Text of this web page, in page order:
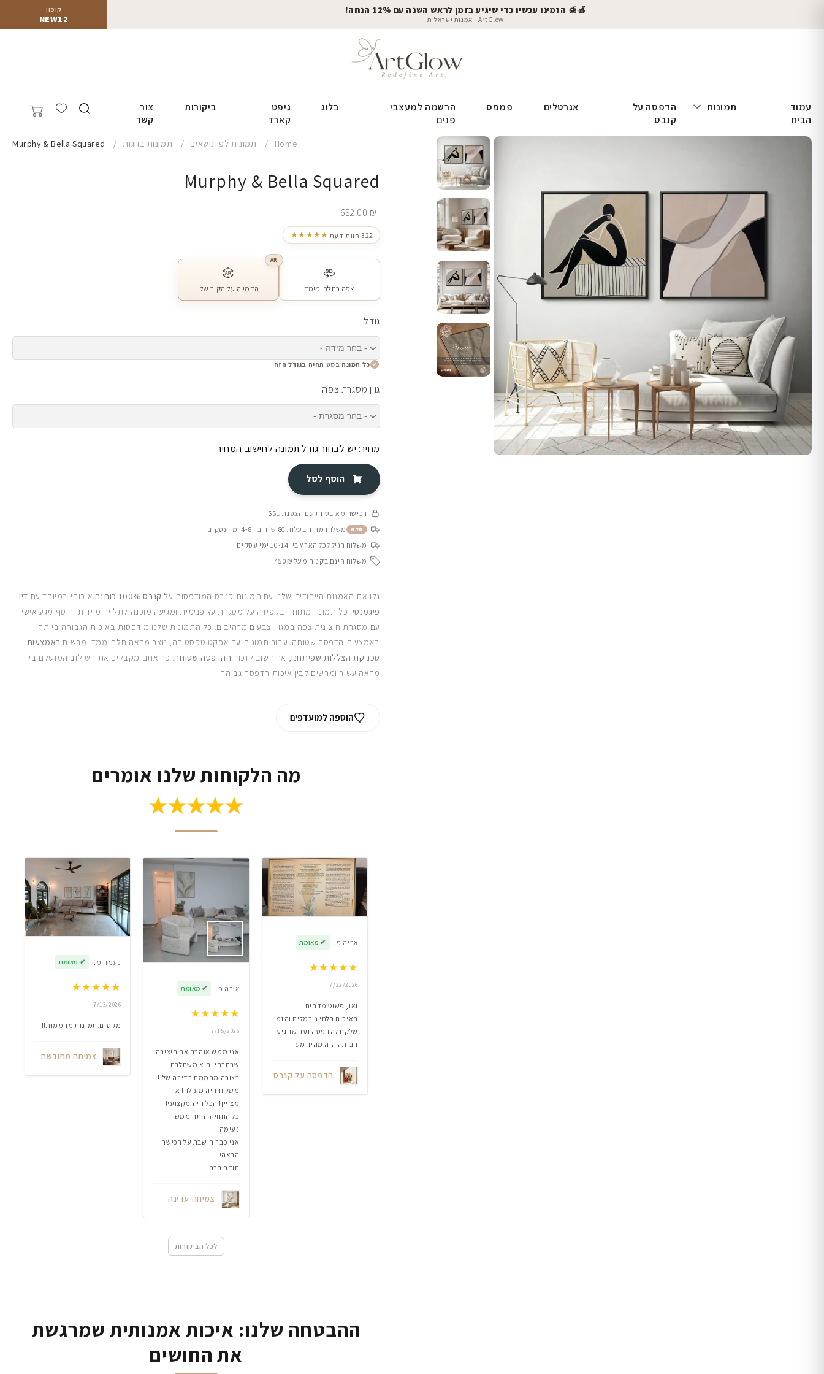
קופון
NEW12
🍎🍯 הזמינו עכשיו כדי שיגיע בזמן לראש השנה עם 12% הנחה!
ArtGlow - אמנות ישראלית
עמוד
הבית
תמונות
הדפסה על
קנבס
אגרטלים פמפס
הרשמה למעצבי
פנים
בלוג
גיפט
קארד
ביקורות
צור
קשר
Home תמונות לפי נושאים תמונות בזוגות Murphy & Bella Squared
Murphy & Bella Squared
632.00 ₪
★★★★★ 322 חוות דעת
צפה בתלת מימד
AR
הדמייה על הקיר שלי
גודל
כל תמונה בסט תהיה בגודל הזה
גוון מסגרת צפה
מחיר: יש לבחור גודל תמונה לחישוב המחיר
הוסף לסל
רכישה מאובטחת עם הצפנת SSL
חדש משלוח מהיר בעלות 80 ש״ח בין 4-8 ימי עסקים
משלוח רגיל לכל הארץ בין 10-14 ימי עסקים
משלוח חינם בקניה מעל 450₪
גלו את האמנות הייחודית שלנו עם תמונות קנבס המודפסות על קנבס 100% כותנה איכותי במיוחד עם דיו
פיגמנטי. כל תמונה מתוחה בקפידה על מסגרת עץ פנימית ומגיעה מוכנה לתלייה מיידית. הוסף מגע אישי
עם מסגרת חיצונית צפה במגוון צבעים מרהיבים. כל התמונות שלנו מודפסות באיכות הגבוהה ביותר
באמצעות הדפסה שטוחה. עבור תמונות עם אפקט טקסטורה, נוצר מראה תלת-ממדי מרשים באמצעות
טכניקת הצללות שפיתחנו, אך חשוב לזכור ההדפסה שטוחה. כך אתם מקבלים את השילוב המושלם בין
מראה עשיר ומרשים לבין איכות הדפסה גבוהה.
הוספה למועדפים
מה הלקוחות שלנו אומרים
★★★★★
אריה פ. ✔ מאומת
★★★★★
7/22/2026
ואו, פשוט מדהים
האיכות בלתי נורמלית והזמן
שלקח להדפסה ועד שהגיע
הביתה היה מהיר מעוד
הדפסה על קנבס
אירה פ. ✔ מאומת
★★★★★
7/15/2026
אני ממש אוהבת את היצירה
שבחרתי! היא משתלבת
בצורה מהממת בדירה שלי!
משלוח היה מעולה! ארוז
מצויין! הכל היה מקצועי!
כל החוויה היתה ממש
נעימה!
אני כבר חושבת על רכישה
הבאה!
תודה רבה
צמיחה עדינה
נעמה מ. ✔ מאומת
★★★★★
7/13/2026
מקסים.תמונות מהממות!!
צמיחה מחודשת
לכל הביקורות
ההבטחה שלנו: איכות אמנותית שמרגשת
את החושים